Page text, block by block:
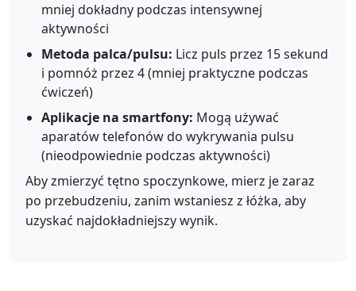
mniej dokładny podczas intensywnej
aktywności
Metoda palca/pulsu: Licz puls przez 15 sekund
i pomnóż przez 4 (mniej praktyczne podczas
ćwiczeń)
Aplikacje na smartfony: Mogą używać
aparatów telefonów do wykrywania pulsu
(nieodpowiednie podczas aktywności)
Aby zmierzyć tętno spoczynkowe, mierz je zaraz
po przebudzeniu, zanim wstaniesz z łóżka, aby
uzyskać najdokładniejszy wynik.